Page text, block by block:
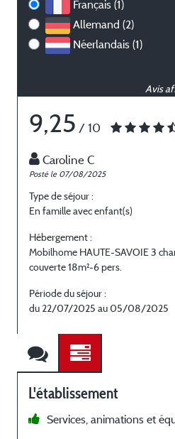
Français (1)
Allemand (2)
Néerlandais (1)
Avis
9,25 / 10
Caroline C
Posté le 07/08/2025
Type de séjour :
En famille avec enfant(s)
Hébergement :
Mobilhome HAUTE-SAVOIE 3
couverte 18m²-6 pers.
Période du séjour :
du 22/07/2025 au 05/08/2025
L'établissement
Services, animations et